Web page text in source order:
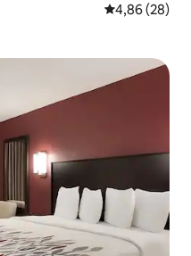
Średnia
4,86 (28)